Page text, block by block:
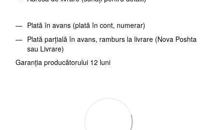
Plată în avans (plată în cont, numerar)
Plată parțială în avans, ramburs la livrare (Nova Poshta
sau Livrare)
Garanția producătorului 12 luni